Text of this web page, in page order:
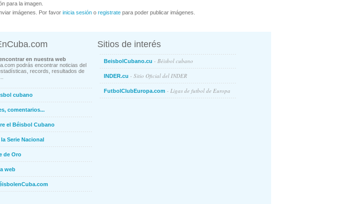
para la imagen.
imágenes. Por favor inicia sesión o registrate para poder publicar imágenes.
en nuestra web
podrás encontrar noticias del
records, resultados de
cubano
comentarios...
el Béisbol Cubano
Serie Nacional
de Oro
web
Sitios de interés
BeisbolCubano.cu - Béisbol cubano
INDER.cu - Sitio Oficial del INDER
FutbolClubEuropa.com - Ligas de futbol de Europa